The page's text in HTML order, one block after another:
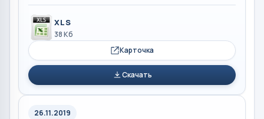
XLS
38 Кб
Карточка
Скачать
26.11.2019